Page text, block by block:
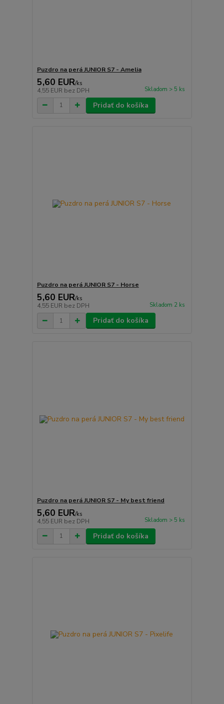
Puzdro na perá JUNIOR S7 - Amelia
5,60 EUR/ks
4,55 EUR bez DPH Skladom > 5 ks
Pridať do košíka
Puzdro na perá JUNIOR S7 - Horse
5,60 EUR/ks
4,55 EUR bez DPH Skladom 2 ks
Pridať do košíka
Puzdro na perá JUNIOR S7 - My best friend
5,60 EUR/ks
4,55 EUR bez DPH Skladom > 5 ks
Pridať do košíka